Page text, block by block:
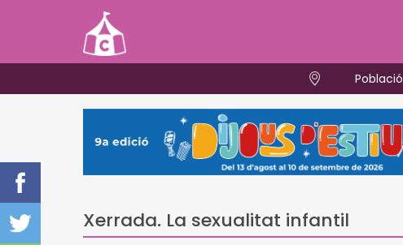
Població
Xerrada. La sexualitat infantil